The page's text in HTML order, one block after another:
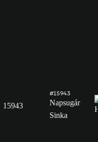
15943
#15943
Napsugár
Sinka